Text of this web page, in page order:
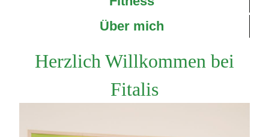
Über mich
Herzlich Willkommen bei
Fitalis